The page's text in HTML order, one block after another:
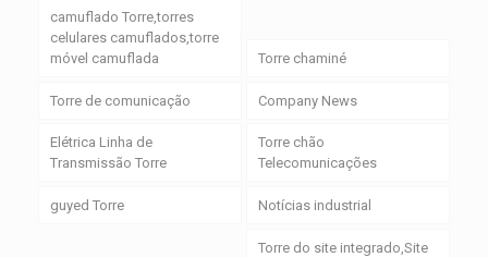
camuflado Torre,torres
celulares camuflados,torre
móvel camuflada
Torre chaminé
Torre de comunicação Company News
Elétrica Linha de
Transmissão Torre
Torre chão
Telecomunicações
guyed Torre Notícias industrial
Torre do site integrado,Site